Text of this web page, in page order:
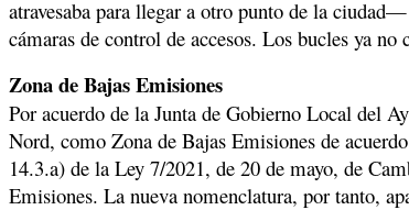
atravesaba para llegar a otro punto de la
cámaras de control de accesos. Los bucles ya
Zona de Bajas Emisiones
Por acuerdo de la Junta de Gobierno Local del
Nord, como Zona de Bajas Emisiones de
14.3.a) de la Ley 7/2021, de 20 de mayo, de
Emisiones. La nueva nomenclatura, por tanto,